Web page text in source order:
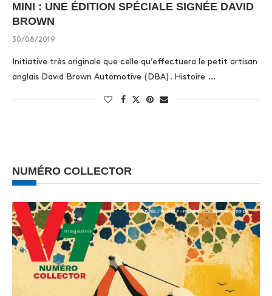
MINI : UNE ÉDITION SPÉCIALE SIGNÉE DAVID
BROWN
30/08/2019
Initiative très originale que celle qu’effectuera le petit artisan
anglais David Brown Automotive (DBA). Histoire …
NUMÉRO COLLECTOR